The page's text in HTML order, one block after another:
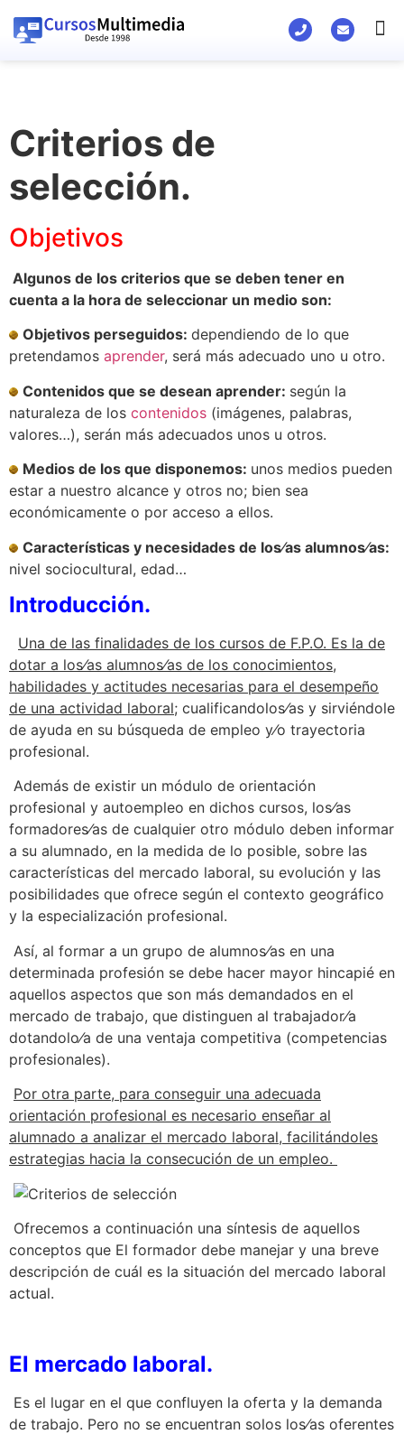
Criterios de
selección.
Objetivos
Algunos de los criterios que se deben tener en
cuenta a la hora de seleccionar un medio son:
Objetivos perseguidos: dependiendo de lo que
pretendamos aprender, será más adecuado uno u otro.
Contenidos que se desean aprender: según la
naturaleza de los contenidos (imágenes, palabras,
valores…), serán más adecuados unos u otros.
Medios de los que disponemos: unos medios pueden
estar a nuestro alcance y otros no; bien sea
económicamente o por acceso a ellos.
Características y necesidades de los⁄as alumnos⁄as:
nivel sociocultural, edad…
Introducción.
Una de las finalidades de los cursos de F.P.O. Es la de
dotar a los⁄as alumnos⁄as de los conocimientos,
habilidades y actitudes necesarias para el desempeño
de una actividad laboral; cualificandolos⁄as y sirviéndole
de ayuda en su búsqueda de empleo y⁄o trayectoria
profesional.
Además de existir un módulo de orientación
profesional y autoempleo en dichos cursos, los⁄as
formadores⁄as de cualquier otro módulo deben informar
a su alumnado, en la medida de lo posible, sobre las
características del mercado laboral, su evolución y las
posibilidades que ofrece según el contexto geográfico
y la especialización profesional.
Así, al formar a un grupo de alumnos⁄as en una
determinada profesión se debe hacer mayor hincapié en
aquellos aspectos que son más demandados en el
mercado de trabajo, que distinguen al trabajador⁄a
dotandolo⁄a de una ventaja competitiva (competencias
profesionales).
Por otra parte, para conseguir una adecuada
orientación profesional es necesario enseñar al
alumnado a analizar el mercado laboral, facilitándoles
estrategias hacia la consecución de un empleo.
Ofrecemos a continuación una síntesis de aquellos
conceptos que El formador debe manejar y una breve
descripción de cuál es la situación del mercado laboral
actual.
El mercado laboral.
Es el lugar en el que confluyen la oferta y la demanda
de trabajo. Pero no se encuentran solos los⁄as oferentes